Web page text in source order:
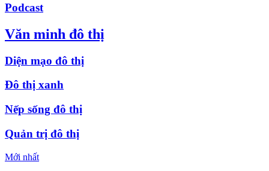
Podcast
Văn minh đô thị
Diện mạo đô thị
Đô thị xanh
Nếp sống đô thị
Quản trị đô thị
Mới nhất